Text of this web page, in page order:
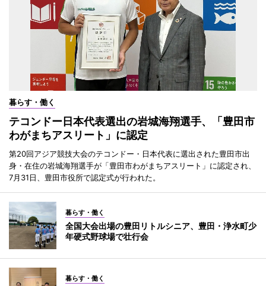
暮らす・働く
テコンドー日本代表選出の岩城海翔選手、「豊田市
わがまちアスリート」に認定
第20回アジア競技大会のテコンドー・日本代表に選出された豊田市出
身・在住の岩城海翔選手が「豊田市わがまちアスリート」に認定され、
7月31日、豊田市役所で認定式が行われた。
暮らす・働く
全国大会出場の豊田リトルシニア、豊田・浄水町少
年硬式野球場で壮行会
暮らす・働く